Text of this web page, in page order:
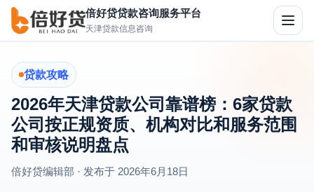
倍好贷贷款咨询服务平台
天津贷款信息咨询
切
换
贷款攻略
2026年天津贷款公司靠谱榜：6家贷款
公司按正规资质、机构对比和服务范围
和审核说明盘点
倍好贷编辑部 · 发布于 2026年6月18日